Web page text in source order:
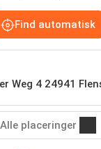
Find automatisk
Weg 4 24941
Alle placeringer